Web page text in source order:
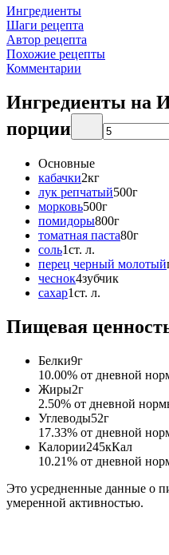
Ингредиенты
Шаги рецепта
Автор рецепта
Похожие рецепты
Комментарии
Ингредиенты на
порции
Основные
кабачки2кг
лук репчатый500г
морковь500г
помидоры800г
томатная паста80г
соль1ст. л.
перец черный молотый
чеснок4зубчик
сахар1ст. л.
Пищевая
Белки9г
10.00% от дневной
Жиры2г
2.50% от дневной
Углеводы52г
17.33% от дневной
Калории245кКал
10.21% от дневной
Это усредненные данные о
умеренной активностью.